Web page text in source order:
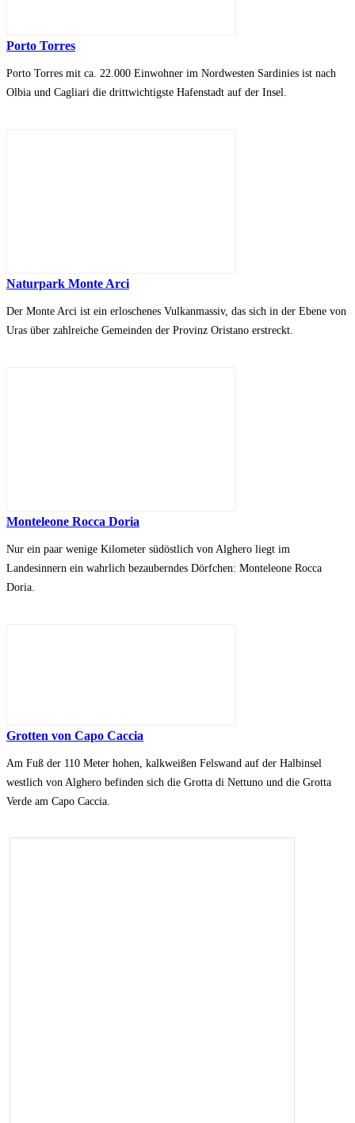
Porto Torres
Porto Torres mit ca. 22.000 Einwohner im Nordwesten Sardinies ist nach
Olbia und Cagliari die drittwichtigste Hafenstadt auf der Insel.
Naturpark Monte Arci
Der Monte Arci ist ein erloschenes Vulkanmassiv, das sich in der Ebene von
Uras über zahlreiche Gemeinden der Provinz Oristano erstreckt.
Monteleone Rocca Doria
Nur ein paar wenige Kilometer südöstlich von Alghero liegt im
Landesinnern ein wahrlich bezauberndes Dörfchen: Monteleone Rocca
Doria.
Grotten von Capo Caccia
Am Fuß der 110 Meter hohen, kalkweißen Felswand auf der Halbinsel
westlich von Alghero befinden sich die Grotta di Nettuno und die Grotta
Verde am Capo Caccia.